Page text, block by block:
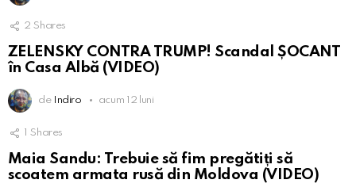
2 Shares
ZELENSKY CONTRA TRUMP! Scandal ȘOCANT
în Casa Albă (VIDEO)
de Indiro acum 12 luni
1 Shares
Maia Sandu: Trebuie să fim pregătiți să
scoatem armata rusă din Moldova (VIDEO)